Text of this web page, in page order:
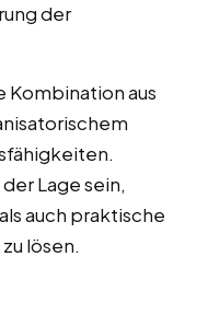
der
Kombination aus
Lage sein,
auch praktische
lösen.